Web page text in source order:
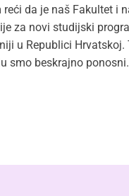
da je naš Fakultet i
za novi studijski
u Republici Hrvatskoj.
smo beskrajno ponosni.